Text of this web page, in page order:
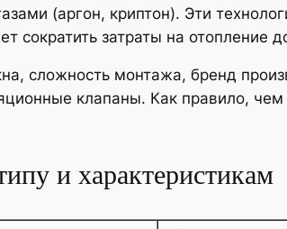
(аргон, криптон). Эти
затраты на отопление
сложность монтажа, бренд
клапаны. Как правило,
и характеристикам